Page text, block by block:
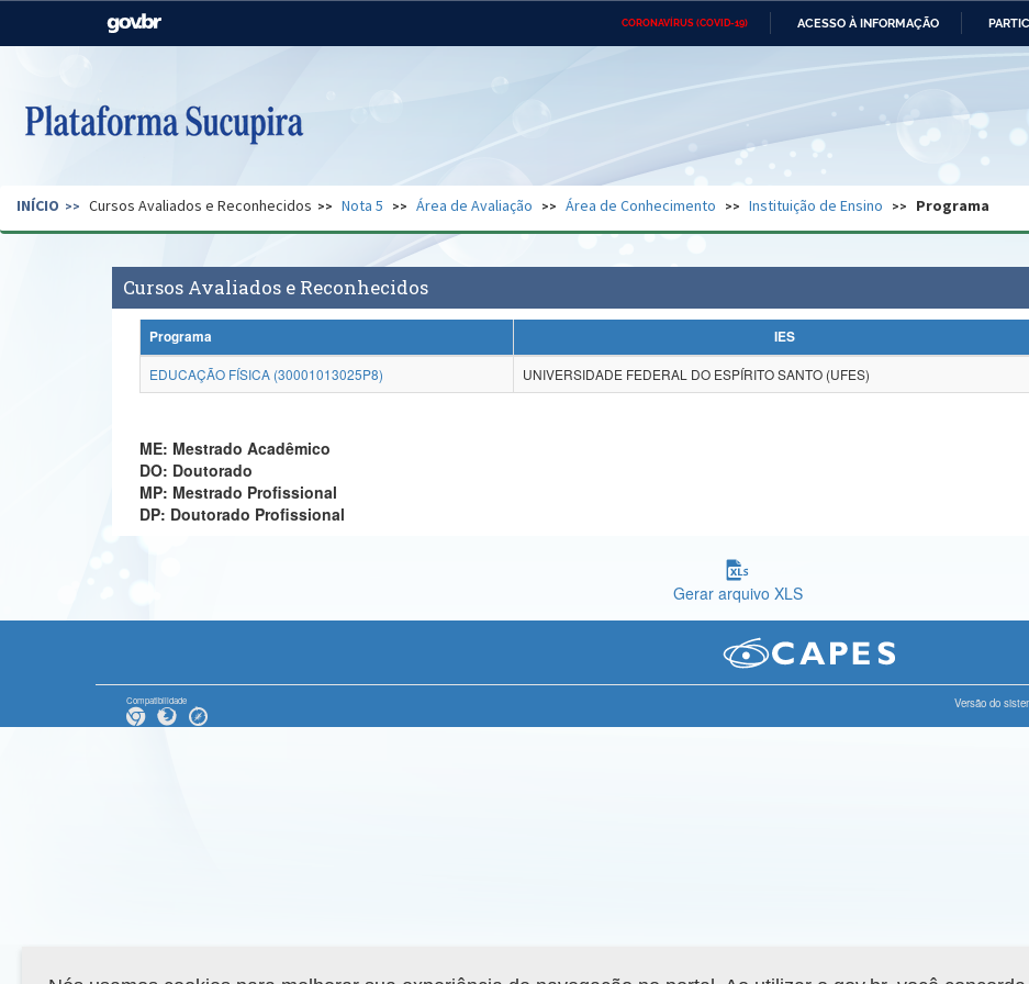
CORONAVÍRUS (COVID-19) ACESSO À INFORMAÇÃO
Casa Civil Ministério das Relações Ministério
Pecuária e Abastecimento
Ministério do Desenvolvimento
Regional e dos
Secretaria de Governo Gabinete de Segurança Advocacia-Geral da União Banco Central do Brasil Planalto
INÍCIO Cursos Avaliados e Reconhecidos Nota 5 Área de Avaliação Área de Conhecimento Instituição de Ensino Programa
Cursos Avaliados e Reconhecidos
Programa IES
EDUCAÇÃO FÍSICA (30001013025P8)
UNIVERSIDADE FEDERAL DO ESPÍRITO SANTO (UFES)
ME: Mestrado Acadêmico
DO: Doutorado
MP: Mestrado Profissional
DP: Doutorado Profissional
Gerar arquivo XLS
Compatibilidade Versão do